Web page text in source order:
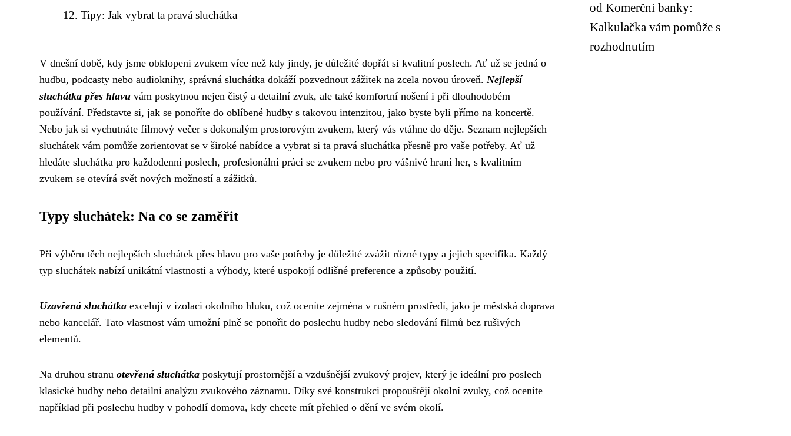
Tipy: Jak vybrat ta pravá sluchátka
V dnešní době, kdy jsme obklopeni zvukem více než kdy jindy, je důležité dopřát si kvalitní poslech. Ať už se jedná o
hudbu, podcasty nebo audioknihy, správná sluchátka dokáží pozvednout zážitek na zcela novou úroveň. Nejlepší
sluchátka přes hlavu vám poskytnou nejen čistý a detailní zvuk, ale také komfortní nošení i při dlouhodobém
používání. Představte si, jak se ponoříte do oblíbené hudby s takovou intenzitou, jako byste byli přímo na koncertě.
Nebo jak si vychutnáte filmový večer s dokonalým prostorovým zvukem, který vás vtáhne do děje. Seznam nejlepších
sluchátek vám pomůže zorientovat se v široké nabídce a vybrat si ta pravá sluchátka přesně pro vaše potřeby. Ať už
hledáte sluchátka pro každodenní poslech, profesionální práci se zvukem nebo pro vášnivé hraní her, s kvalitním
zvukem se otevírá svět nových možností a zážitků.
Typy sluchátek: Na co se zaměřit
Při výběru těch nejlepších sluchátek přes hlavu pro vaše potřeby je důležité zvážit různé typy a jejich specifika. Každý
typ sluchátek nabízí unikátní vlastnosti a výhody, které uspokojí odlišné preference a způsoby použití.
Uzavřená sluchátka excelují v izolaci okolního hluku, což oceníte zejména v rušném prostředí, jako je městská doprava
nebo kancelář. Tato vlastnost vám umožní plně se ponořit do poslechu hudby nebo sledování filmů bez rušivých
elementů.
Na druhou stranu otevřená sluchátka poskytují prostornější a vzdušnější zvukový projev, který je ideální pro poslech
klasické hudby nebo detailní analýzu zvukového záznamu. Díky své konstrukci propouštějí okolní zvuky, což oceníte
například při poslechu hudby v pohodlí domova, kdy chcete mít přehled o dění ve svém okolí.
od Komerční banky:
Kalkulačka vám pomůže s
rozhodnutím